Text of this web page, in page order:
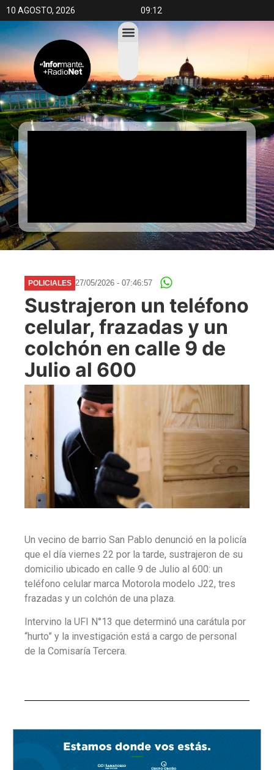
10 AGOSTO, 2026 09:12
POLICIALES 27/05/2026 - 07:46:57
Sustrajeron un teléfono
celular, frazadas y un
colchón en calle 9 de
Julio al 600
Un vecino de barrio San Pablo denunció en la policía
que el día viernes 22 por la tarde, sustrajeron de su
domicilio ubicado en calle 9 de Julio al 600: un
teléfono celular marca Motorola modelo J22, tres
frazadas y un colchón de una plaza.
Intervino la UFI N°13 que determinó una carátula por
“hurto” y la investigación está a cargo de personal
de la Comisaría Tercera.